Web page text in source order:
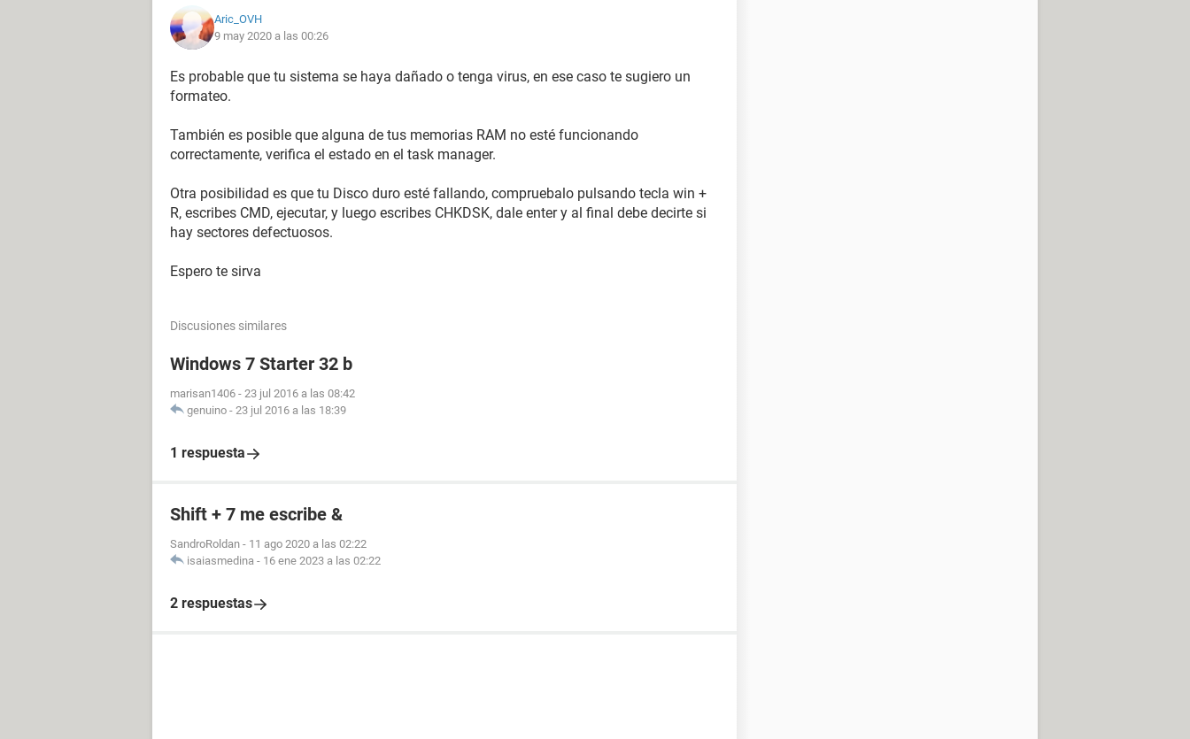
Aric_OVH
9 may 2020 a las 00:26
Es probable que tu sistema se haya dañado o tenga virus, en ese caso te sugiero un
formateo.
También es posible que alguna de tus memorias RAM no esté funcionando
correctamente, verifica el estado en el task manager.
Otra posibilidad es que tu Disco duro esté fallando, compruebalo pulsando tecla win +
R, escribes CMD, ejecutar, y luego escribes CHKDSK, dale enter y al final debe decirte si
hay sectores defectuosos.
Espero te sirva
Discusiones similares
Windows 7 Starter 32 b
marisan1406 - 23 jul 2016 a las 08:42
genuino - 23 jul 2016 a las 18:39
1 respuesta
Shift + 7 me escribe &
SandroRoldan - 11 ago 2020 a las 02:22
isaiasmedina - 16 ene 2023 a las 02:22
2 respuestas